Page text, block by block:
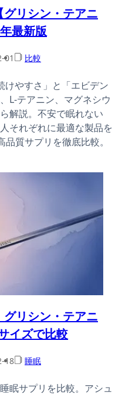
リシン・テアニ
最新版
01 比較
けやすさ」と「エビデン
L-テアニン、マグネシウ
解説。不安で眠れない
それぞれに最適な製品を
質サプリを徹底比較。
リシン・テアニ
イズで比較
18 睡眠
眠サプリを比較。アシュ